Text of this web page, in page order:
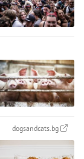
dogsandcats.bg